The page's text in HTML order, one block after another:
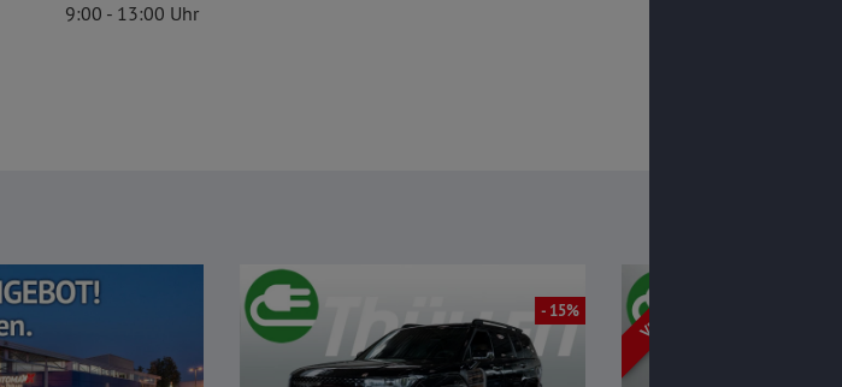
9:00 13:00
- 15% VERKAUFT